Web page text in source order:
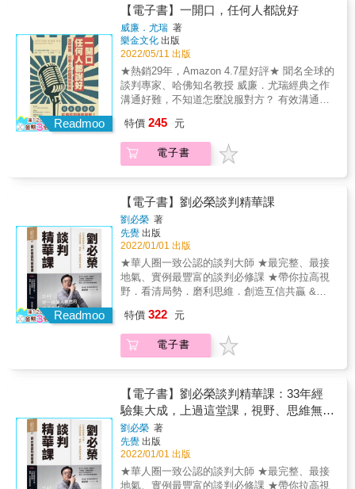
情境劇場」模擬各種談判情境，用沉浸式小劇
場實例，讓讀者身歷其境所述的理論與知識。
● 淺顯易懂且系統性地介紹談判基本觀念，釐
清談判的概念，不被話術所迷惑。 ● 寫給最具
人情味的台灣人，不是要咄咄逼人，而是有創
意的協商。 ◤本書適用於所有人，談判新手也
不用害怕。學會談判技巧、能夠說服他人並獲
略，為什麼總是臨陣失靈？因為人類是不理性
的動物。談判沒有「公平」這回事；妥協是最
糟的談判──這些違反人類直覺的策略，並不是
在學院課堂裡討論出來的，而是FBI用來與世界
各地的綁匪、犯罪份子打交道，務求人質全身
而退的寶貴實戰經驗。而這些策略，在日常的
工作場合、家中也都適用。 本書作者克里斯‧佛
斯（Chris Voss）為身經百戰的人質談判專
家，也是全球頂尖商學院得獎教師，他原先在
來一路爬昇成為FBI首席國際綁架談判專家，
FBI可以隨時布署一萬名探員，但只有一人能擔
任國際綁架事件首席談判專家，而佛斯就曾多
中，佛斯將帶領你進入高風險談判的世界，並
進入FBI的談判思維，他們是如何運用這些協商
技巧，打贏每一場絕不能輸的仗，拯救生命，
並避免災難性事件發生。 在這本實用指南中分
享了九個基本原則，乍看違反人性直覺，卻簡
單有效，光是改變說話的語氣、調整向對方提
出的問題類型，就能令局勢翻轉，人生再也沒
驗，無數人士實證有效。既有刺激的FBI辦案故
事，場景有海地的黑幫街頭，也有紐約布魯克
林險些釀成悲劇的銀行搶案；也有企業客戶如
人父母者也靠著佛斯的方法搞定孩子。無論你
是家庭主婦，或是跨國企業執行長，只要需要
溝通的地方，就需要談判的技巧。 佛斯曾經歷
並參與完善和徹底改變聯邦調查局談判過程，
現在他可以幫助讀者在自己的生活中做同樣的
事情。「綁匪其實跟商品交易員沒什麼兩樣，
在這兩種情況下，你不是主動出擊，就是等著
Readmoo
【電子書】一開口，任何人都說好
威廉．尤瑞 著
樂金文化 出版
2022/05/11 出版
★熱銷29年，Amazon 4.7星好評★ 聞名全球的
談判專家、哈佛知名教授 威廉．尤瑞經典之作
溝通好難，不知道怎麼說服對方？ 有效溝通說
方各持己見、僵持不下的情況。 & 夫妻為了家
務分工、家庭支出吵架，誰也不讓誰。 難纏的
客戶提出無理要求，還威脅要找你老闆。 努力
識？ 讓哈佛「談判專家」幫你，一開口，每個
人都說好！ & ✓同樣是說話，為什麼我們總是
被拒絕？ & 想要另一半幫忙分擔家事，卻總是
被拒絕；想要跟老闆談加薪，卻總是不順利；
想要孩子乖乖寫作業，卻總是調皮搗蛋
&hellip;&hellip; 當你說的話或是提議被對方拒
絕，通常是因為以下幾種狀況： & 1. 你或對方
都以直接的情緒做反應，雙方都在不理智的情
況下，進而無法溝通。 2. 對方認為你沒有用心
認定你不能理解他的感受。 3. 你或對方都沒有
專注在解決問題上，因此雙方的對話是無效
的。 4. 對方對你處於高度的戒備，不願意與你
係，因此拒絕接受你的提議。 & 這些原因，往
往讓你得到的回答都是「不！」 & ✓有什麼方
法可以讓你一開口，任何人都說「好！」 & 35
年經驗談判專家，教你5個立即有效的超強步
驟： & ◎第一步：不要回應，走進包廂冷靜 首
先，要控制自己的行為。當局勢緊繃，衝突一
觸即發的時候，不要回應對方的情緒，你必須
特價 245 元
電子書
Readmoo
【電子書】劉必榮談判精華課
劉必榮 著
先覺 出版
2022/01/01 出版
★華人圈一致公認的談判大師 ★最完整、最接
地氣、實例最豐富的談判必修課 ★帶你拉高視
野．看清局勢．磨利思維．創造互信共贏 &
做大， 使所有的衝突都像和風細雨一樣，輕鬆
解決。』──劉必榮 & 找工作、談薪資、商業合
作、人際衝突、看懂國際情勢&hellip;&hellip;
談判的殿堂， 貫通理論與實務，成為遊刃有餘
的談判高手！ & 談判不只是技巧，它也是一種
思維方式，更是一種「贏者不全贏、輸者不全
輸」的素養。談判不只是用來殺價或買賣，更
多的時候，它在幫我們建立關係、解決衝突，
為事情找到最佳解方。學習談判，就是學習雙
贏的做法。 & 劉必榮教授專研談判理論，並致
特價 322 元
電子書
【電子書】劉必榮談判精華課：33年經
驗集大成，上過這堂課，視野、思維無限
寬廣
劉必榮 著
先覺 出版
2022/01/01 出版
★華人圈一致公認的談判大師 ★最完整、最接
地氣、實例最豐富的談判必修課 ★帶你拉高視